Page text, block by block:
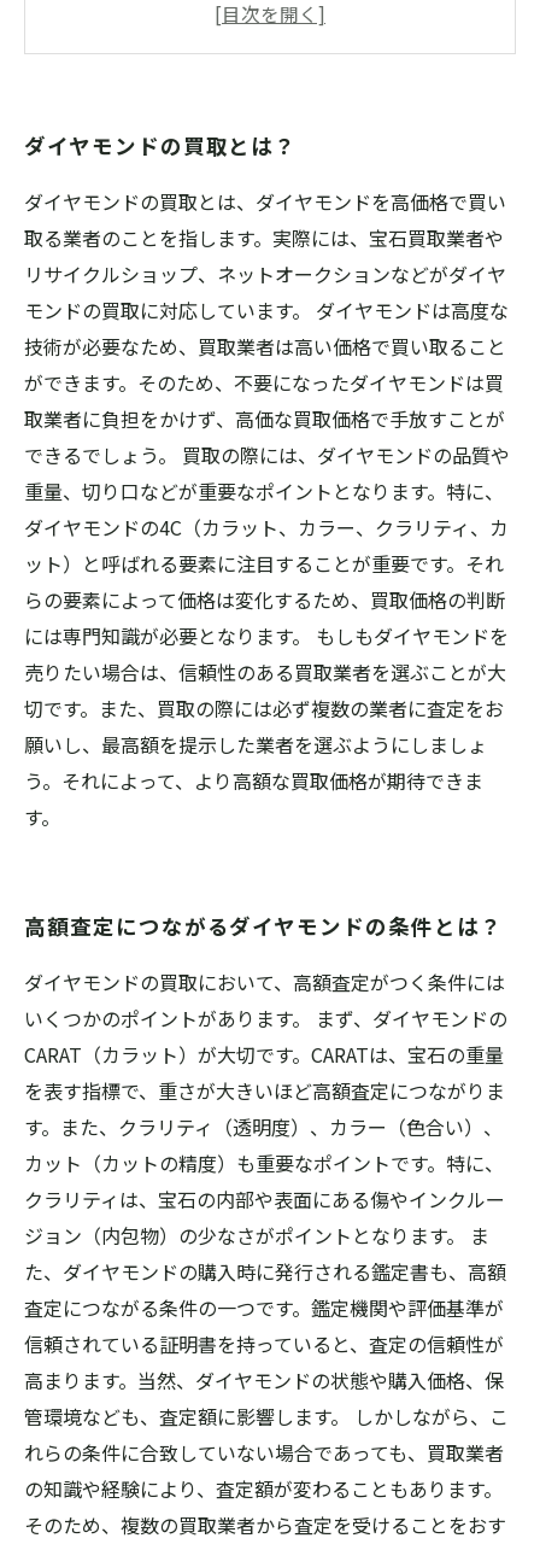
ダイヤモンドの買取とは？
ダイヤモンドの買取とは、ダイヤモンドを高価格で買い
取る業者のことを指します。実際には、宝石買取業者や
リサイクルショップ、ネットオークションなどがダイヤ
モンドの買取に対応しています。 ダイヤモンドは高度な
技術が必要なため、買取業者は高い価格で買い取ること
ができます。そのため、不要になったダイヤモンドは買
取業者に負担をかけず、高価な買取価格で手放すことが
できるでしょう。 買取の際には、ダイヤモンドの品質や
重量、切り口などが重要なポイントとなります。特に、
ダイヤモンドの4C（カラット、カラー、クラリティ、カ
ット）と呼ばれる要素に注目することが重要です。それ
らの要素によって価格は変化するため、買取価格の判断
には専門知識が必要となります。 もしもダイヤモンドを
売りたい場合は、信頼性のある買取業者を選ぶことが大
切です。また、買取の際には必ず複数の業者に査定をお
願いし、最高額を提示した業者を選ぶようにしましょ
う。それによって、より高額な買取価格が期待できま
す。
高額査定につながるダイヤモンドの条件とは？
ダイヤモンドの買取において、高額査定がつく条件には
いくつかのポイントがあります。 まず、ダイヤモンドの
CARAT（カラット）が大切です。CARATは、宝石の重量
を表す指標で、重さが大きいほど高額査定につながりま
す。また、クラリティ（透明度）、カラー（色合い）、
カット（カットの精度）も重要なポイントです。特に、
クラリティは、宝石の内部や表面にある傷やインクルー
ジョン（内包物）の少なさがポイントとなります。 ま
た、ダイヤモンドの購入時に発行される鑑定書も、高額
査定につながる条件の一つです。鑑定機関や評価基準が
信頼されている証明書を持っていると、査定の信頼性が
高まります。当然、ダイヤモンドの状態や購入価格、保
管環境なども、査定額に影響します。 しかしながら、こ
れらの条件に合致していない場合であっても、買取業者
の知識や経験により、査定額が変わることもあります。
そのため、複数の買取業者から査定を受けることをおす